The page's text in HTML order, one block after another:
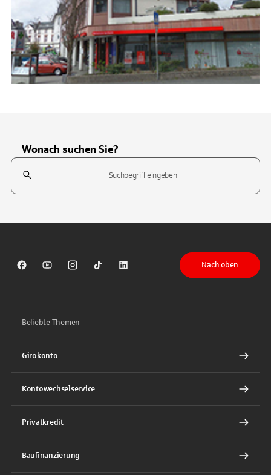
Wonach suchen Sie?
Suchfeld
Sparkasse auf Facebook
Sparkasse auf Youtube
Sparkasse auf Instagram
Sparkasse auf TikTok
Sparkasse auf LinkedIn
Nach oben
Beliebte Themen
Girokonto
Kontowechselservice
Privatkredit
Baufinanzierung